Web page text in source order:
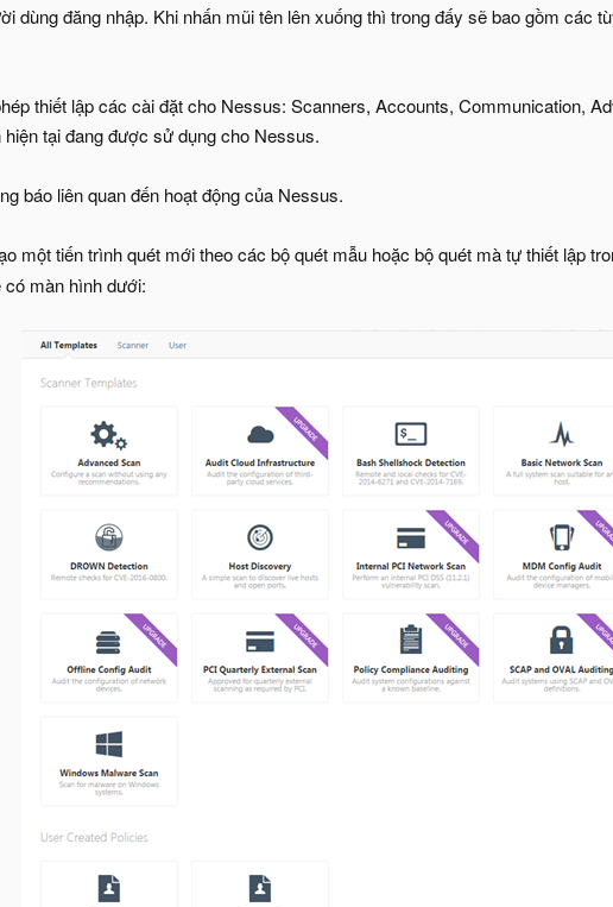
dùng đăng nhập. Khi nhấn mũi tên lên xuống thì trong đấy sẽ bao gồm các
thiết lập các cài đặt cho Nessus: Scanners, Accounts, Communication,
tại đang được sử dụng cho Nessus.
báo liên quan đến hoạt động của Nessus.
một tiến trình quét mới theo các bộ quét mẫu hoặc bộ quét mà tự thiết lập
màn hình dưới: